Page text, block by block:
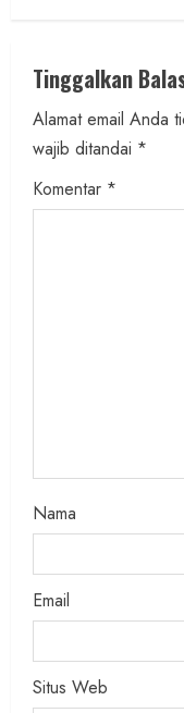
u
e
R
e
Tinggalkan
Alamat email Anda
wajib ditandai *
Komentar *
Nama
Email
Situs Web